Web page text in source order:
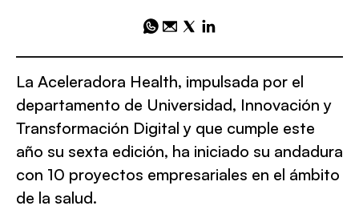
La Aceleradora Health, impulsada por el
departamento de Universidad, Innovación y
Transformación Digital y que cumple este
año su sexta edición, ha iniciado su andadura
con 10 proyectos empresariales en el ámbito
de la salud.